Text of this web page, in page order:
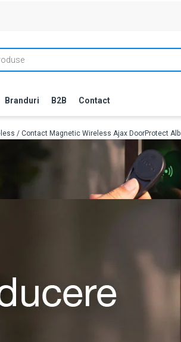
Branduri B2B Contact
/ Contact Magnetic Wireless Ajax DoorProtect Alb